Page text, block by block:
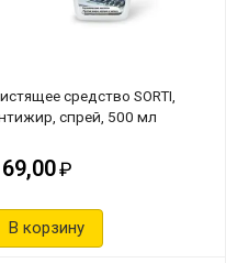
средство SORTI,
спрей, 500 мл
В корзину